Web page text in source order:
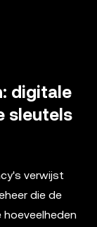
digitale
sleutels
verwijst
die de